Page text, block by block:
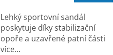
Lehký sportovní sandál
poskytuje díky stabilizační
opoře a uzavřené patní části
více...